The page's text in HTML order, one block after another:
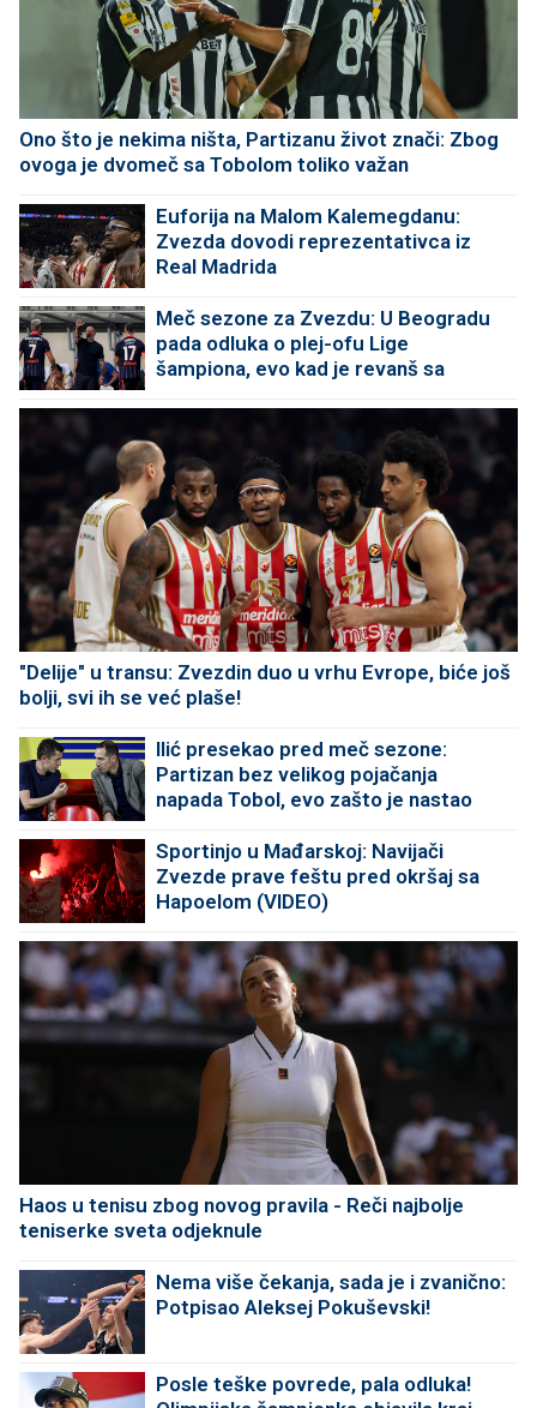
Ono što je nekima ništa, Partizanu život znači: Zbog
ovoga je dvomeč sa Tobolom toliko važan
Euforija na Malom Kalemegdanu:
Zvezda dovodi reprezentativca iz
Real Madrida
Meč sezone za Zvezdu: U Beogradu
pada odluka o plej-ofu Lige
šampiona, evo kad je revanš sa
"Delije" u transu: Zvezdin duo u vrhu Evrope, biće još
bolji, svi ih se već plaše!
Ilić presekao pred meč sezone:
Partizan bez velikog pojačanja
napada Tobol, evo zašto je nastao
Sportinjo u Mađarskoj: Navijači
Zvezde prave feštu pred okršaj sa
Hapoelom (VIDEO)
Haos u tenisu zbog novog pravila - Reči najbolje
teniserke sveta odjeknule
Nema više čekanja, sada je i zvanično:
Potpisao Aleksej Pokuševski!
Posle teške povrede, pala odluka!